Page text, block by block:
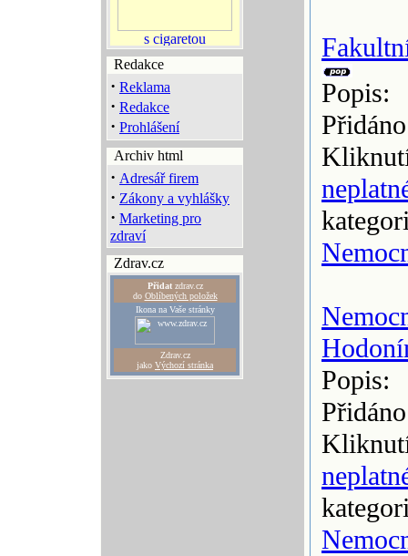
Redakce
· Reklama
· Redakce
· Prohlášení
Archiv html
· Adresář firem
· Zákony a vyhlášky
· Marketing pro
zdraví
Zdrav.cz
Přidatzdrav.cz
do Oblíbených položek
Ikona na Vaše stránky
Zdrav.cz
jako Výchozí stránka
Popis:
Popis: